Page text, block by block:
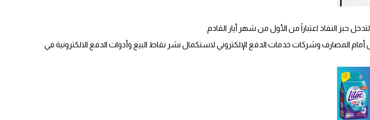
حيز النفاذ اعتباراً من الأول من شهر أيار القادم.
المصارف وشركات خدمات الدفع الإلكتروني لاستكمال نشر نقاط البيع وأدوات الدفع الالكترونية في